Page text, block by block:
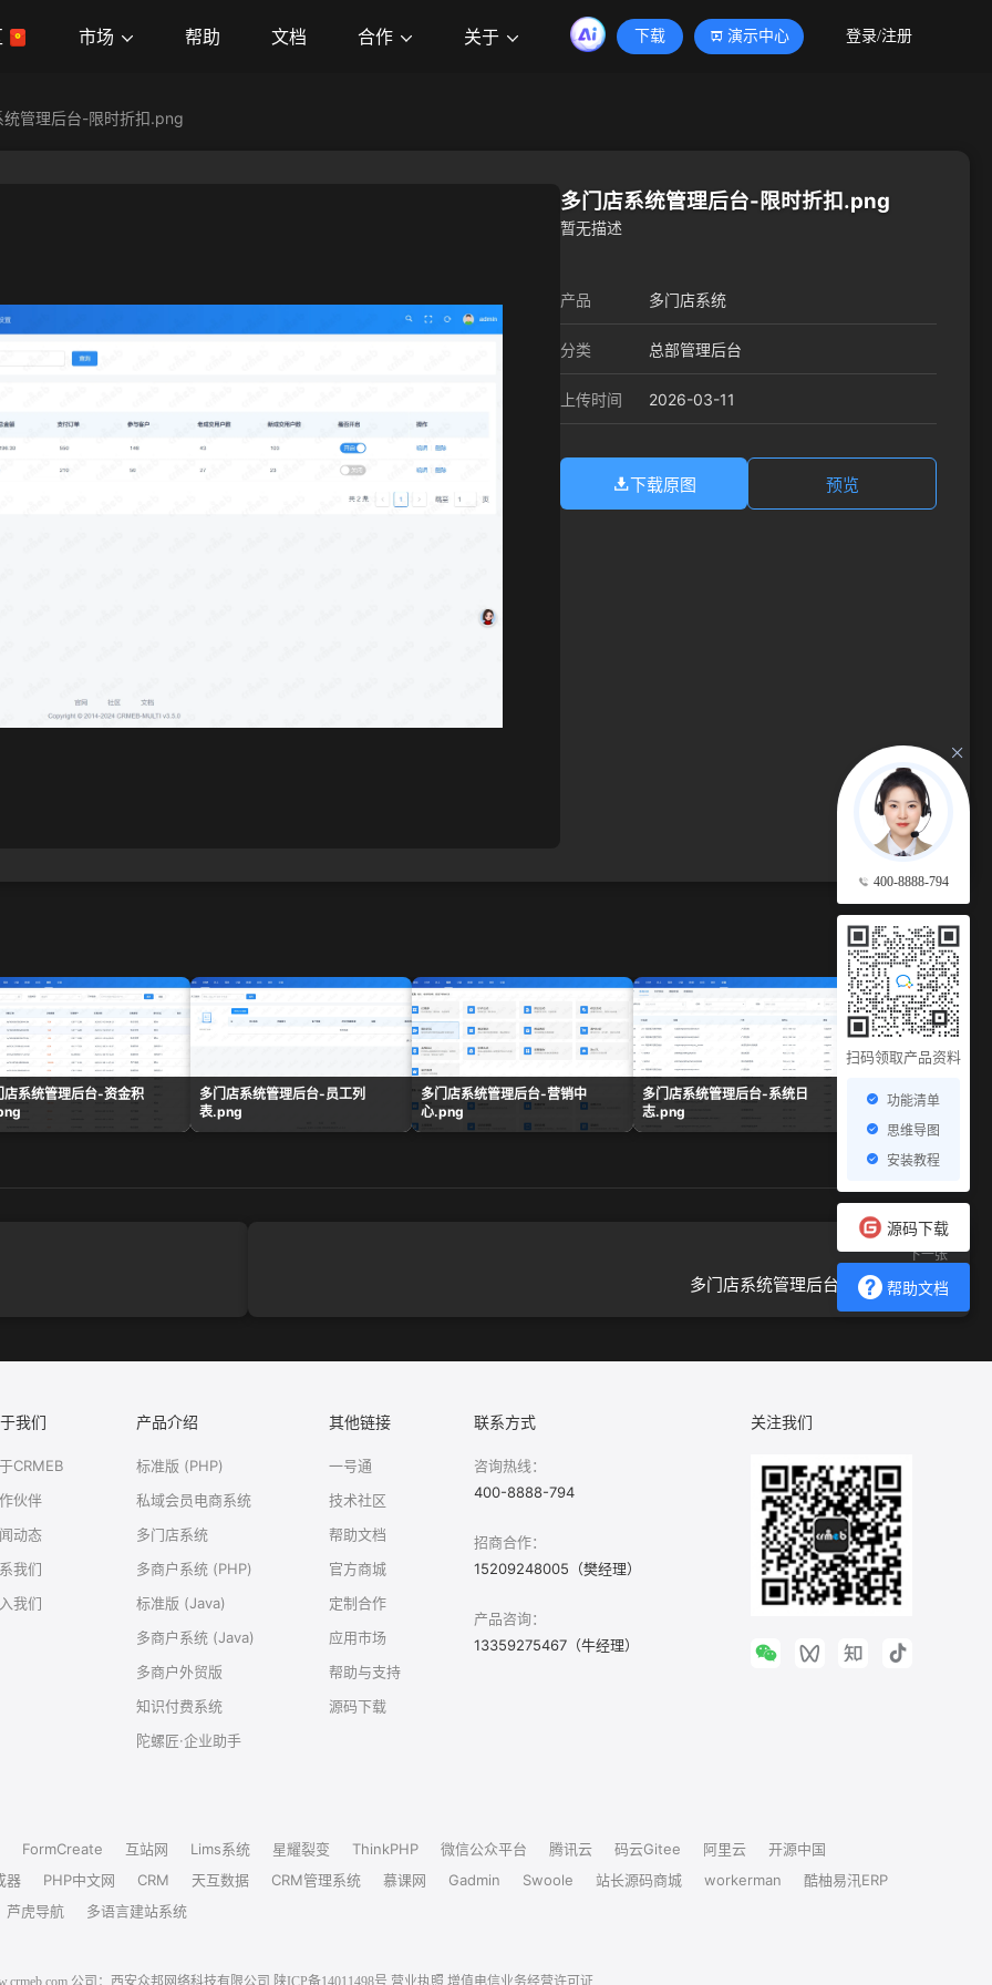
市场 帮助 文档 合作 关于 下载 演示中心 登录/注册
400-8888-794
扫码领取产品资料
功能清单
思维导图
安装教程
源码下载
帮助文档
统管理后台-限时折扣.png
多门店系统管理后台-限时折扣.png
暂无描述
产品 多门店系统
分类 总部管理后台
上传时间 2026-03-11
下载原图 预览
查看更多 →
店系统管理后台-资金积
多门店系统管理后台-员工列
表.png
多门店系统管理后台-营销中
心.png
多门店系统管理后台-系统日
志.png
多门店系统管理后台
表.png
下一张
多门店系统管理后台-图文管理.png
我们
CRMEB
伙伴
动态
我们
我们
产品介绍
标准版 (PHP)
私域会员电商系统
多门店系统
多商户系统 (PHP)
标准版 (Java)
多商户系统 (Java)
多商户外贸版
知识付费系统
陀螺匠·企业助手
其他链接
一号通
技术社区
帮助文档
官方商城
定制合作
应用市场
帮助与支持
源码下载
联系方式
咨询热线：
400-8888-794
招商合作：
15209248005（樊经理）
产品咨询：
13359275467（牛经理）
关注我们
FormCreate 互站网 Lims系统 星耀裂变 ThinkPHP 微信公众平台 腾讯云 码云Gitee 阿里云
开源中国
器
PHP中文网 CRM 天互数据 CRM管理系统 慕课网 Gadmin Swoole 站长源码商城 workerman
酷柚易汛ERP
芦虎导航
多语言建站系统
公司：西安众邦网络科技有限公司 陕ICP备14011498号 营业执照 增值电信业务经营许可证